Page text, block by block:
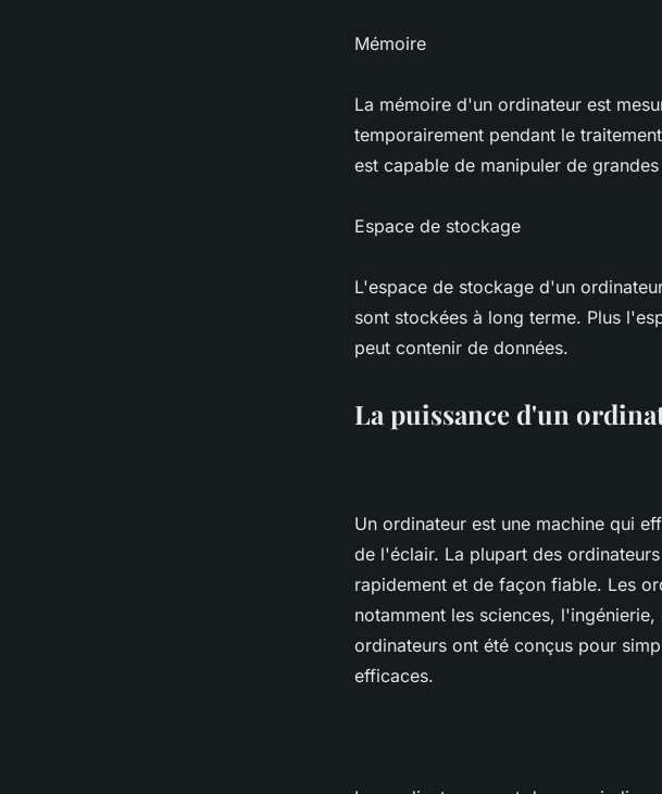
Mémoire
La mémoire d'un ordinateur est
temporairement pendant le
est capable de manipuler de
Espace de stockage
L'espace de stockage d'un
sont stockées à long terme. Plus
peut contenir de données.
La puissance d'un
Un ordinateur est une machine qui
de l'éclair. La plupart des
rapidement et de façon fiable. Les
notamment les sciences,
ordinateurs ont été conçus pour
efficaces.